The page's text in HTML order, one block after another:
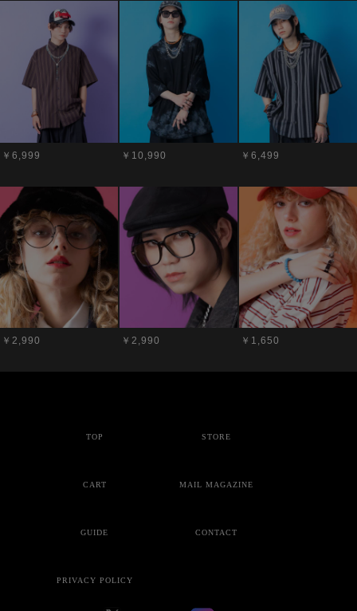
￥6,999 ￥10,990 ￥6,499
￥2,990 ￥2,990 ￥1,650
TOP STORE
CART MAIL MAGAZINE
GUIDE CONTACT
PRIVACY POLICY